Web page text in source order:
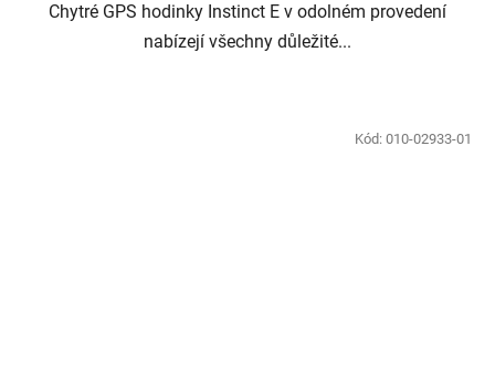
Chytré GPS hodinky Instinct E v odolném provedení
nabízejí všechny důležité...
Kód: 010-02933-01